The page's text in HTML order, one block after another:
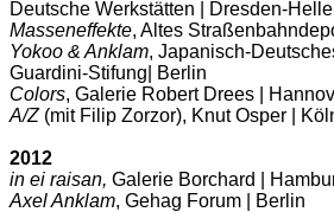
Deutsche Werkstätten | Dresden-
Masseneffekte, Altes
Yokoo & Anklam, Japanisch-
Guardini-Stifung| Berlin
Colors, Galerie Robert Drees |
A/Z (mit Filip Zorzor), Knut Osper |
2012
in ei raisan, Galerie Borchard |
Axel Anklam, Gehag Forum | Berlin